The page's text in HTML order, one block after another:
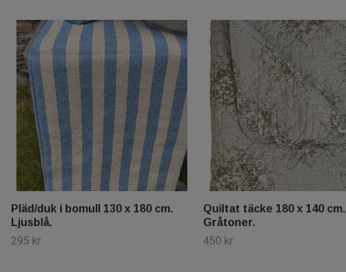
Pläd/duk i bomull 130 x 180 cm.
Ljusblå.
295 kr
Quiltat täcke 180 x 140 cm.
Gråtoner.
450 kr